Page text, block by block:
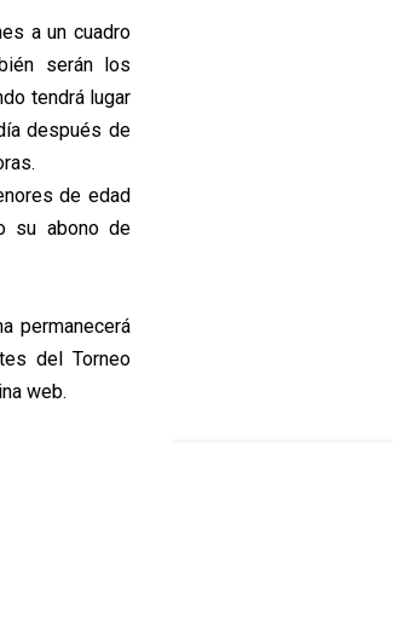
a un cuadro
serán los
tendrá lugar
después de
de edad
su abono de
permanecerá
del Torneo
web.